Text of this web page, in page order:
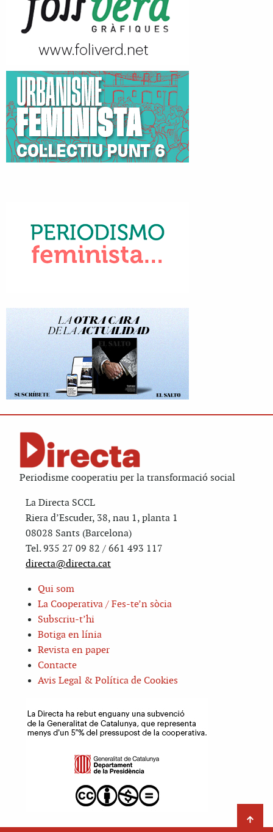
Periodisme cooperatiu per la transformació social
La Directa SCCL
Riera d’Escuder, 38, nau 1, planta 1
08028 Sants (Barcelona)
Tel. 935 27 09 82 / 661 493 117
directa@directa.cat
Qui som
La Cooperativa / Fes-te’n sòcia
Subscriu-t’hi
Botiga en línia
Revista en paper
Contacte
Avis Legal & Política de Cookies